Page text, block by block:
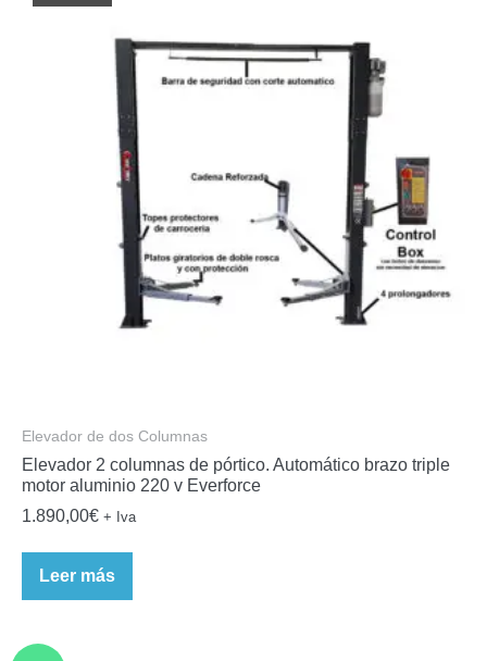
Elevador de dos Columnas
Elevador 2 columnas de pórtico. Automático brazo triple
motor aluminio 220 v Everforce
1.890,00€ + Iva
Leer más